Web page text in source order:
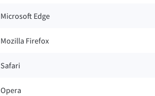
Microsoft Edge
Mozilla Firefox
Safari
Opera